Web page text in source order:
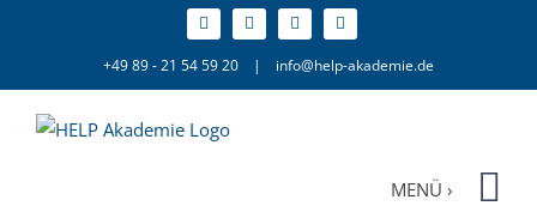
+49 89 - 21 54 59 20 | info@help-akademie.de